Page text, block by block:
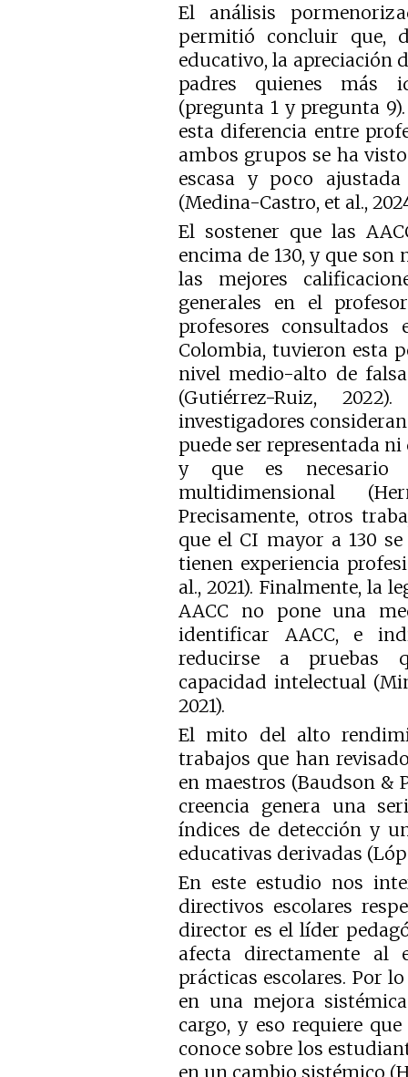
El análisis
permitió concluir que,
educativo, la apreciación
padres quienes más
(pregunta 1 y pregunta
esta diferencia entre
ambos grupos se ha
escasa y poco
(Medina-Castro, et al.,
El sostener que las
encima de 130, y que
las mejores
generales en el
profesores
Colombia, tuvieron esta
nivel medio-alto de
(Gutiérrez-Ruiz,
investigadores
puede ser representada
y que es necesario
multidimensional
Precisamente, otros
que el CI mayor a 130
tienen experiencia
al., 2021). Finalmente, la
AACC no pone una
identificar AACC, e
reducirse a pruebas
capacidad intelectual
2021).
El mito del alto
trabajos que han
en maestros (Baudson &
creencia genera una
índices de detección y
educativas derivadas
En este estudio nos
directivos escolares
director es el líder
afecta directamente al
prácticas escolares. Por
en una mejora
cargo, y eso requiere
conoce sobre los
en un cambio sistémico